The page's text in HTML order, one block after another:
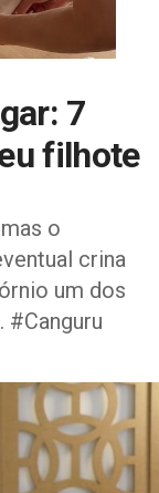
7
filhote
o
crina
um dos
#Canguru